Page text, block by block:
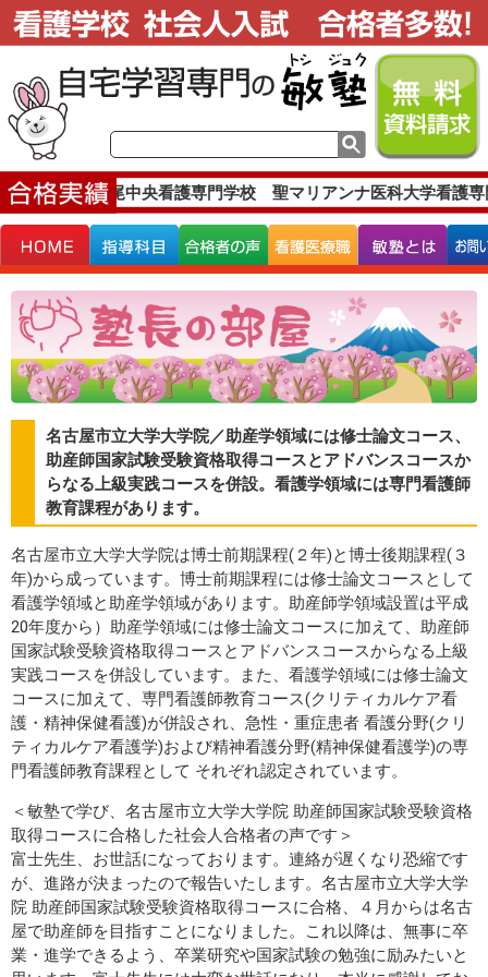
績です。上尾中央看護専門学校 聖マリアンナ医科大学看護専
名古屋市立大学大学院／助産学領域には修士論文コース、
助産師国家試験受験資格取得コースとアドバンスコースか
らなる上級実践コースを併設。看護学領域には専門看護師
教育課程があります。
名古屋市立大学大学院は博士前期課程(２年)と博士後期課程(３
年)から成っています。博士前期課程には修士論文コースとして
看護学領域と助産学領域があります。助産師学領域設置は平成
20年度から）助産学領域には修士論文コースに加えて、助産師
国家試験受験資格取得コースとアドバンスコースからなる上級
実践コースを併設しています。また、看護学領域には修士論文
コースに加えて、専門看護師教育コース(クリティカルケア看
護・精神保健看護)が併設され、急性・重症患者 看護分野(クリ
ティカルケア看護学)および精神看護分野(精神保健看護学)の専
門看護師教育課程として それぞれ認定されています。
＜敏塾で学び、名古屋市立大学大学院 助産師国家試験受験資格
取得コースに合格した社会人合格者の声です＞
富士先生、お世話になっております。連絡が遅くなり恐縮です
が、進路が決まったので報告いたします。名古屋市立大学大学
院 助産師国家試験受験資格取得コースに合格、４月からは名古
屋で助産師を目指すことになりました。これ以降は、無事に卒
業・進学できるよう、卒業研究や国家試験の勉強に励みたいと